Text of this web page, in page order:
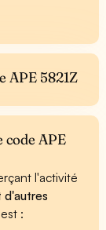
APE 5821Z
code APE
l'activité
d'autres
: